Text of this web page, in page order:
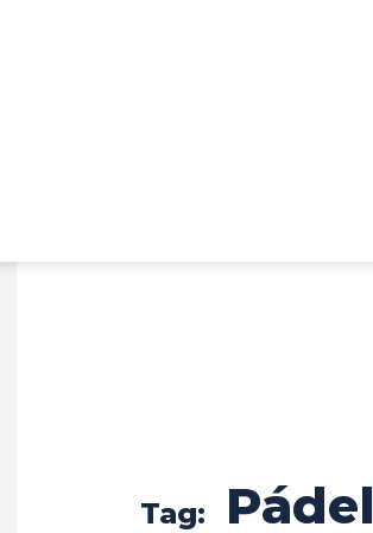
Tag: Pádel